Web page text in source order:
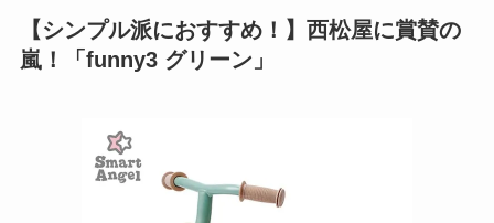
【シンプル派におすすめ！】西松屋に賞賛の
嵐！「funny3 グリーン」